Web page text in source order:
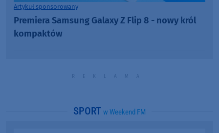
Artykuł sponsorowany
Premiera Samsung Galaxy Z Flip 8 - nowy król
kompaktów
SPORT w Weekend FM